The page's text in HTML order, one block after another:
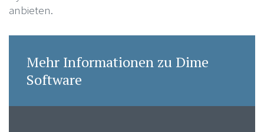
anbieten.
Mehr Informationen zu Dime
Software